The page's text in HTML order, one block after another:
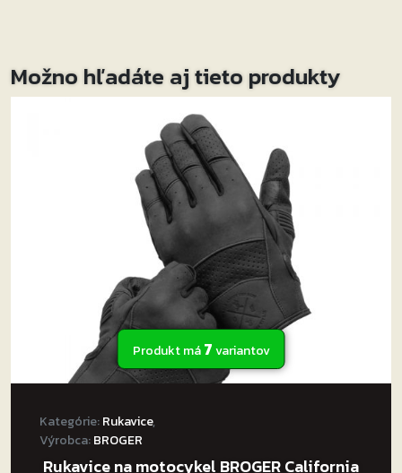
Možno hľadáte aj tieto produkty
Produkt má7variantov
Kategórie:Rukavice,
Výrobca:BROGER
Rukavice na motocykel BROGER California